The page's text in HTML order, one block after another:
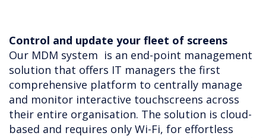
Control and update your fleet of screens
Our MDM system is an end-point management
solution that offers IT managers the first
comprehensive platform to centrally manage
and monitor interactive touchscreens across
their entire organisation. The solution is cloud-
based and requires only Wi-Fi, for effortless